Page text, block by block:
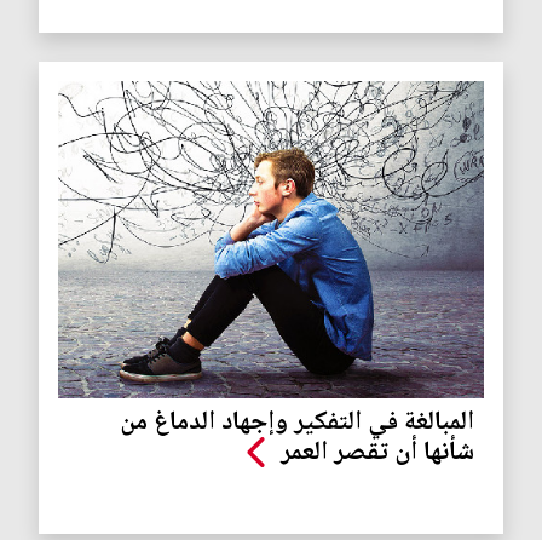
المبالغة في التفكير وإجهاد الدماغ من
شأنها أن تقصر العمر